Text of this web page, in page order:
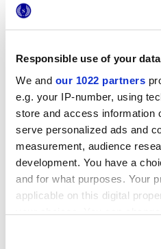
Responsible use of your data
We and our 1022 partners
e.g. your IP-number, using
store and access information
serve personalized ads and
measurement, audience
development. You have a
and for what purposes. Your
applicable on this digital
your choices. You can
Так выглядит переход от
индивидуальному и обратно, в